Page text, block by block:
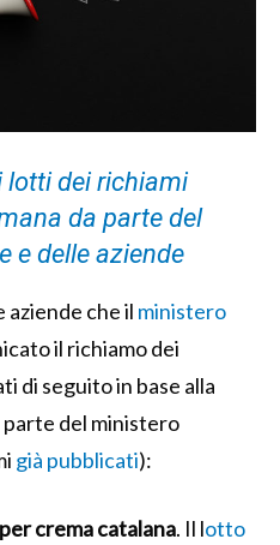
lotti dei richiami
da parte del
e delle aziende
che il ministero
il richiamo dei
di seguito in base alla
parte del ministero
già pubblicati):
crema catalana. Il lotto